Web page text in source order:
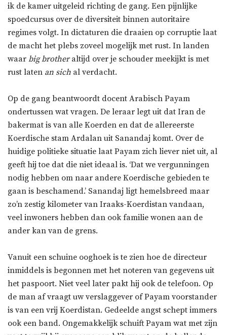
ik de kamer uitgeleid richting de gang. Een pijnlijke
spoedcursus over de diversiteit binnen autoritaire
regimes volgt. In dictaturen die draaien op corruptie laat
de macht het plebs zoveel mogelijk met rust. In landen
waar big brotheraltijd over je schouder meekijkt is met
rust laten an sich al verdacht.
Op de gang beantwoordt docent Arabisch Payam
ondertussen wat vragen. De leraar legt uit dat Iran de
bakermat is van alle Koerden en dat de allereerste
Koerdische stam Ardalan uit Sanandaj komt. Over de
huidige politieke situatie laat Payam zich liever niet uit, al
geeft hij toe dat die niet ideaal is. ‘Dat we vergunningen
nodig hebben om naar andere Koerdische gebieden te
gaan is beschamend.’ Sanandaj ligt hemelsbreed maar
zo’n zestig kilometer van Iraaks-Koerdistan vandaan,
veel inwoners hebben dan ook familie wonen aan de
ander kan van de grens.
Vanuit een schuine ooghoek is te zien hoe de directeur
inmiddels is begonnen met het noteren van gegevens uit
het paspoort. Niet veel later pakt hij ook de telefoon. Op
de man af vraagt uw verslaggever of Payam voorstander
is van een vrij Koerdistan. Gedeelde angst schept immers
ook een band. Ongemakkelijk schuift Payam wat met zijn